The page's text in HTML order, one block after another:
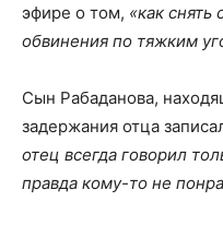
эфире о том, «как
обвинения по тяжким
Сын Рабаданова,
задержания отца
отец всегда говорил
правда кому-то не